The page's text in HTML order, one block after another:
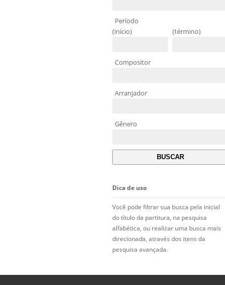
Período
(início)
(término)
Compositor
Arranjador
Gênero
Dica de uso
Você pode filtrar sua busca pela inicial
do título da partitura, na pesquisa
alfabética, ou realizar uma busca mais
direcionada, através dos itens da
pesquisa avançada.